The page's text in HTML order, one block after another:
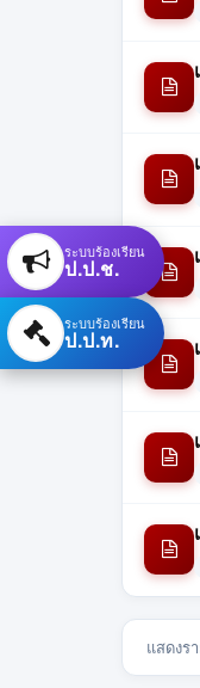
แสดงร
ระบบร้องเรียน
ป.ป.ช.
ระบบร้องเรียน
ป.ป.ท.